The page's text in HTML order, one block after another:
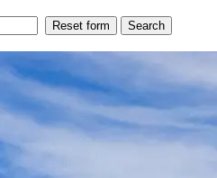
Reset form Search